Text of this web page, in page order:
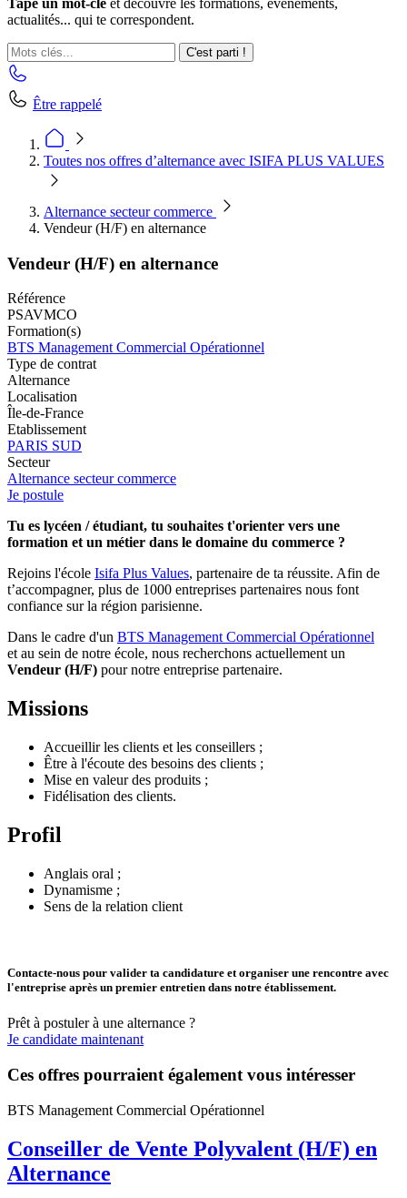
Tape un mot-clé et découvre les formations, événements,
actualités... qui te correspondent.
C'est parti !
Être rappelé
Toutes nos offres d’alternance avec ISIFA PLUS VALUES
Alternance secteur commerce
Vendeur (H/F) en alternance
Vendeur (H/F) en alternance
Référence
PSAVMCO
Formation(s)
BTS Management Commercial Opérationnel
Type de contrat
Alternance
Localisation
Île-de-France
Etablissement
PARIS SUD
Secteur
Alternance secteur commerce
Je postule
Tu es lycéen / étudiant, tu souhaites t'orienter vers une
formation et un métier dans le domaine du commerce ?
Rejoins l'école Isifa Plus Values, partenaire de ta réussite. Afin de
t’accompagner, plus de 1000 entreprises partenaires nous font
confiance sur la région parisienne.
Dans le cadre d'un BTS Management Commercial Opérationnel
et au sein de notre école, nous recherchons actuellement un
Vendeur (H/F) pour notre entreprise partenaire.
Missions
Accueillir les clients et les conseillers ;
Être à l'écoute des besoins des clients ;
Mise en valeur des produits ;
Fidélisation des clients.
Profil
Anglais oral ;
Dynamisme ;
Sens de la relation client
Contacte-nous pour valider ta candidature et organiser une rencontre avec
l'entreprise après un premier entretien dans notre établissement.
Prêt à postuler à une alternance ?
Je candidate maintenant
Ces offres pourraient également vous intéresser
BTS Management Commercial Opérationnel
Conseiller de Vente Polyvalent (H/F) en
Alternance